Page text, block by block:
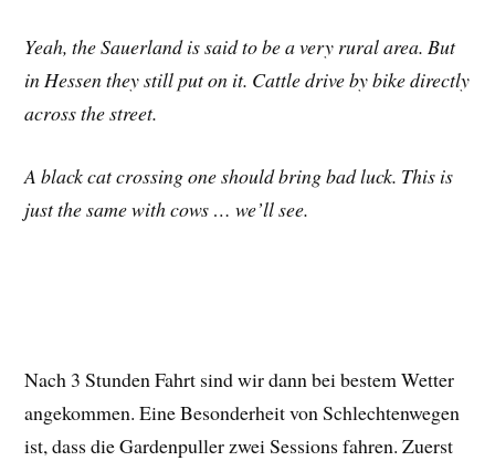
Yeah, the Sauerland is said to be a very rural area. But
in Hessen they still put on it. Cattle drive by bike directly
across the street.
A black cat crossing one should bring bad luck. This is
just the same with cows … we’ll see.
Nach 3 Stunden Fahrt sind wir dann bei bestem Wetter
angekommen. Eine Besonderheit von Schlechtenwegen
ist, dass die Gardenpuller zwei Sessions fahren. Zuerst